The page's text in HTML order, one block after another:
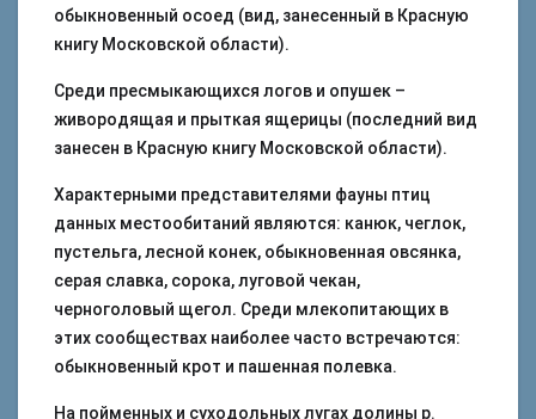
обыкновенный осоед (вид, занесенный в Красную
книгу Московской области).
Среди пресмыкающихся логов и опушек –
живородящая и прыткая ящерицы (последний вид
занесен в Красную книгу Московской области).
Характерными представителями фауны птиц
данных местообитаний являются: канюк, чеглок,
пустельга, лесной конек, обыкновенная овсянка,
серая славка, сорока, луговой чекан,
черноголовый щегол. Среди млекопитающих в
этих сообществах наиболее часто встречаются:
обыкновенный крот и пашенная полевка.
На пойменных и суходольных лугах долины р.